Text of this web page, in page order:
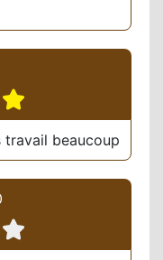
travail beaucoup